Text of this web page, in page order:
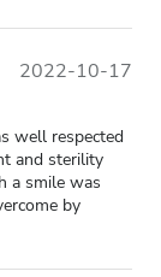
2022-10-17
well respected
and sterility
a smile was
by